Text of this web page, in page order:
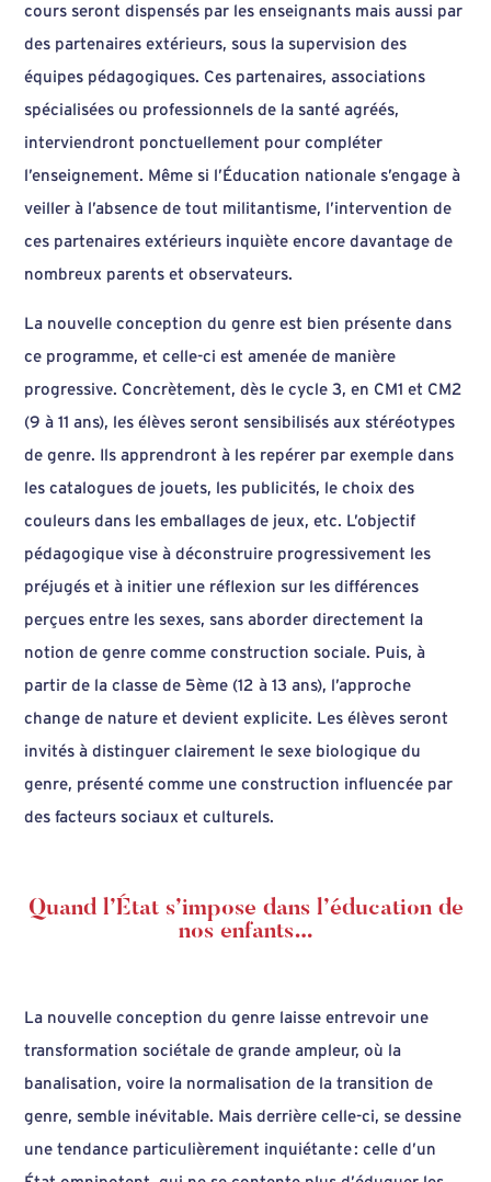
cours seront dispensés par les enseignants mais aussi par
des partenaires extérieurs, sous la supervision des
équipes pédagogiques. Ces partenaires, associations
spécialisées ou professionnels de la santé agréés,
interviendront ponctuellement pour compléter
l’enseignement. Même si l’Éducation nationale s’engage à
veiller à l’absence de tout militantisme, l’intervention de
ces partenaires extérieurs inquiète encore davantage de
nombreux parents et observateurs.
La nouvelle conception du genre est bien présente dans
ce programme, et celle-ci est amenée de manière
progressive. Concrètement, dès le cycle 3, en CM1 et CM2
(9 à 11 ans), les élèves seront sensibilisés aux stéréotypes
de genre. Ils apprendront à les repérer par exemple dans
les catalogues de jouets, les publicités, le choix des
couleurs dans les emballages de jeux, etc. L’objectif
pédagogique vise à déconstruire progressivement les
préjugés et à initier une réflexion sur les différences
perçues entre les sexes, sans aborder directement la
notion de genre comme construction sociale. Puis, à
partir de la classe de 5ème (12 à 13 ans), l’approche
change de nature et devient explicite. Les élèves seront
invités à distinguer clairement le sexe biologique du
genre, présenté comme une construction influencée par
des facteurs sociaux et culturels.
Quand l’État s’impose dans l’éducation de
nos enfants…
La nouvelle conception du genre laisse entrevoir une
transformation sociétale de grande ampleur, où la
banalisation, voire la normalisation de la transition de
genre, semble inévitable. Mais derrière celle-ci, se dessine
une tendance particulièrement inquiétante : celle d’un